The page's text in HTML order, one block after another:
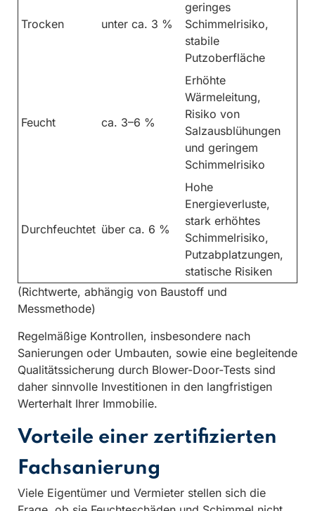
Trocken unter ca. 3 %
geringes
Schimmelrisiko,
stabile
Putzoberfläche
Feucht ca. 3–6 %
Erhöhte
Wärmeleitung,
Risiko von
Salzausblühungen
und geringem
Schimmelrisiko
Durchfeuchtet über ca. 6 %
Hohe
Energieverluste,
stark erhöhtes
Schimmelrisiko,
Putzabplatzungen,
statische Risiken
(Richtwerte, abhängig von Baustoff und
Messmethode)
Regelmäßige Kontrollen, insbesondere nach
Sanierungen oder Umbauten, sowie eine begleitende
Qualitätssicherung durch Blower-Door-Tests sind
daher sinnvolle Investitionen in den langfristigen
Werterhalt Ihrer Immobilie.
Vorteile einer zertifizierten
Fachsanierung
Viele Eigentümer und Vermieter stellen sich die